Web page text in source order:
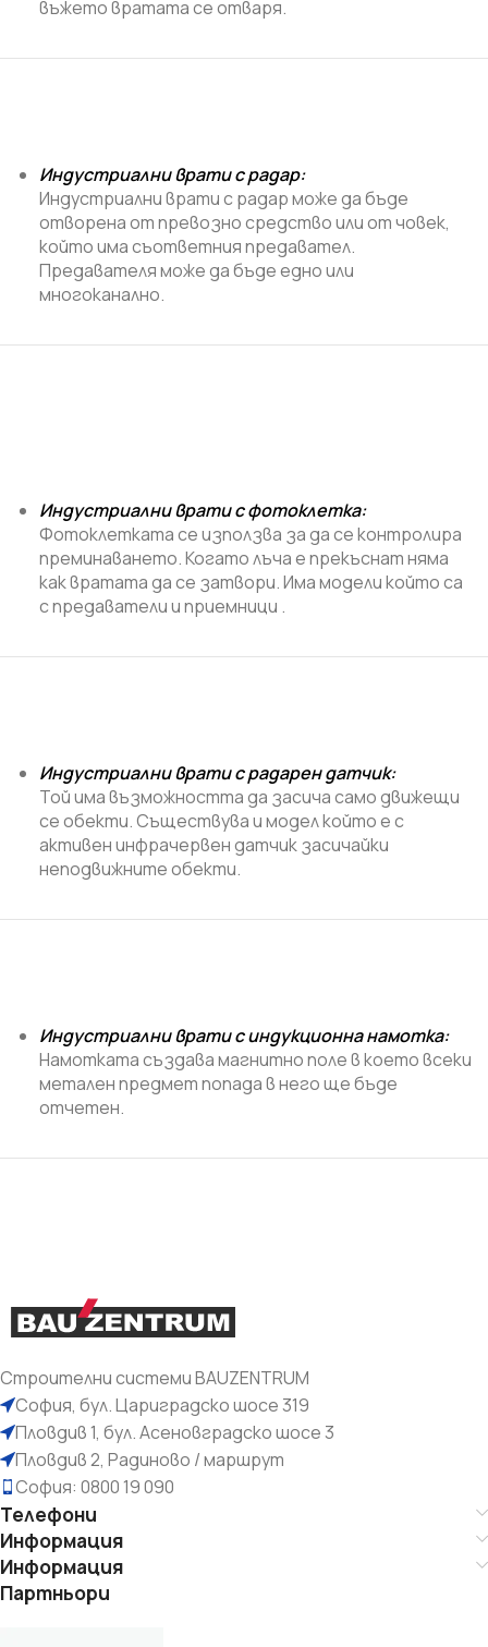
въжето вратата се отваря.
Индустриални врати с радар:
Индустриални врати с радар може да бъде
отворена от превозно средство или от човек,
който има съответния предавател.
Предавателя може да бъде едно или
многоканално.
Индустриални врати с фотоклетка:
Фотоклетката се използва за да се контролира
преминаването. Когато лъча е прекъснат няма
как вратата да се затвори. Има модели който са
с предаватели и приемници .
Индустриални врати с радарен датчик:
Той има възможността да засича само движещи
се обекти. Съществува и модел който е с
активен инфрачервен датчик засичайки
неподвижните обекти.
Индустриални врати с индукционна намотка:
Намотката създава магнитно поле в което всеки
метален предмет попада в него ще бъде
отчетен.
Строителни системи BAUZENTRUM
София, бул. Цариградско шосе 319
Пловдив 1, бул. Асеновградско шосе 3
Пловдив 2, Радиново / маршрут
София: 0800 19 090
Телефони
Информация
Информация
Партньори